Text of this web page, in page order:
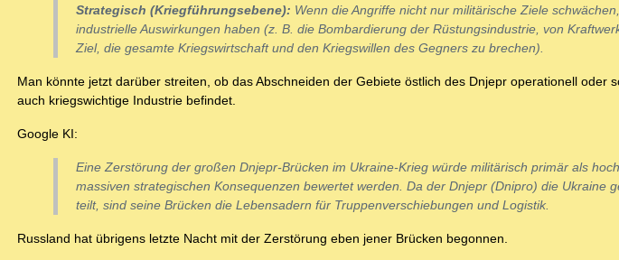
Strategisch (Kriegführungsebene): Wenn die Angriffe nicht nur militärische Ziele
industrielle Auswirkungen haben (z. B. die Bombardierung der Rüstungsindustrie, von
Ziel, die gesamte Kriegswirtschaft und den Kriegswillen des Gegners zu brechen).
Man könnte jetzt darüber streiten, ob das Abschneiden der Gebiete östlich des Dnjepr operationell oder
auch kriegswichtige Industrie befindet.
Google KI:
Eine Zerstörung der großen Dnjepr-Brücken im Ukraine-Krieg würde militärisch primär als
massiven strategischen Konsequenzen bewertet werden. Da der Dnjepr (Dnipro) die Ukraine
teilt, sind seine Brücken die Lebensadern für Truppenverschiebungen und Logistik.
Russland hat übrigens letzte Nacht mit der Zerstörung eben jener Brücken begonnen.